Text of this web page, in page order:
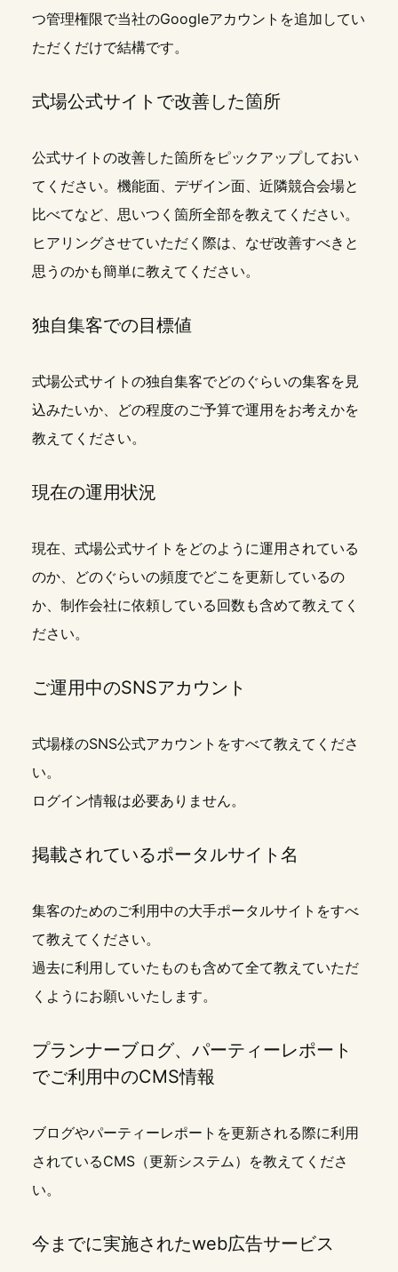
つ管理権限で当社のGoogleアカウントを追加してい
ただくだけで結構です。
式場公式サイトで改善した箇所
公式サイトの改善した箇所をピックアップしておい
てください。機能面、デザイン面、近隣競合会場と
比べてなど、思いつく箇所全部を教えてください。
ヒアリングさせていただく際は、なぜ改善すべきと
思うのかも簡単に教えてください。
独自集客での目標値
式場公式サイトの独自集客でどのぐらいの集客を見
込みたいか、どの程度のご予算で運用をお考えかを
教えてください。
現在の運用状況
現在、式場公式サイトをどのように運用されている
のか、どのぐらいの頻度でどこを更新しているの
か、制作会社に依頼している回数も含めて教えてく
ださい。
ご運用中のSNSアカウント
式場様のSNS公式アカウントをすべて教えてくださ
い。
ログイン情報は必要ありません。
掲載されているポータルサイト名
集客のためのご利用中の大手ポータルサイトをすべ
て教えてください。
過去に利用していたものも含めて全て教えていただ
くようにお願いいたします。
プランナーブログ、パーティーレポート
でご利用中のCMS情報
ブログやパーティーレポートを更新される際に利用
されているCMS（更新システム）を教えてくださ
い。
今までに実施されたweb広告サービス